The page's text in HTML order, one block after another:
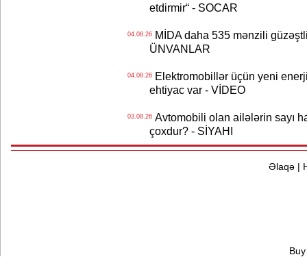
etdirmir“ - SOCAR
04.08.26MİDA daha 535 mənzili güzəştli
ÜNVANLAR
04.08.26Elektromobillər üçün yeni
ehtiyac var - VİDEO
03.08.26Avtomobili olan ailələrin sayı
çoxdur? - SİYAHI
Əlaqə|